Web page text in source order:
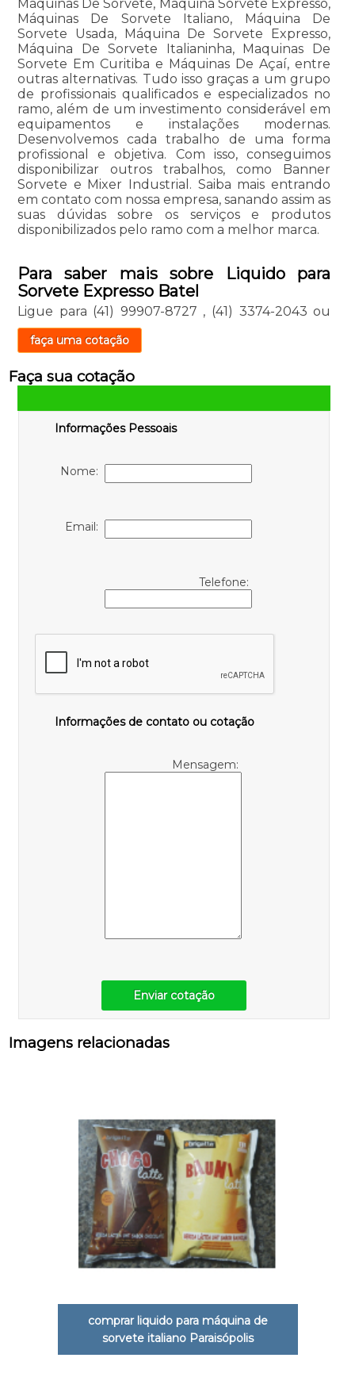
Máquinas De Sorvete, Máquina Sorvete Expresso,
Máquinas De Sorvete Italiano, Máquina De
Sorvete Usada, Máquina De Sorvete Expresso,
Máquina De Sorvete Italianinha, Maquinas De
Sorvete Em Curitiba e Máquinas De Açaí, entre
outras alternativas. Tudo isso graças a um grupo
de profissionais qualificados e especializados no
ramo, além de um investimento considerável em
equipamentos e instalações modernas.
Desenvolvemos cada trabalho de uma forma
profissional e objetiva. Com isso, conseguimos
disponibilizar outros trabalhos, como Banner
Sorvete e Mixer Industrial. Saiba mais entrando
em contato com nossa empresa, sanando assim as
suas dúvidas sobre os serviços e produtos
disponibilizados pelo ramo com a melhor marca.
Para saber mais sobre Liquido para
Sorvete Expresso Batel
Ligue para (41) 99907-8727 , (41) 3374-2043 ou
faça uma cotação
Faça sua cotação
Informações Pessoais
Nome:
Email:
Telefone:
Informações de contato ou cotação
Mensagem:
Enviar cotação
Imagens relacionadas
comprar liquido para máquina de
sorvete italiano Paraisópolis